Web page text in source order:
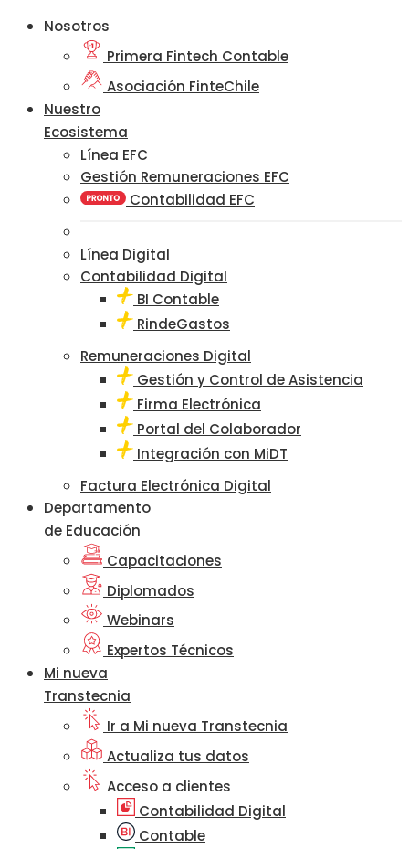
Nosotros
Primera Fintech Contable
Asociación FinteChile
Nuestro
Ecosistema
Línea EFC
Gestión Remuneraciones EFC
Contabilidad EFC
Línea Digital
Contabilidad Digital
BI Contable
RindeGastos
Remuneraciones Digital
Gestión y Control de Asistencia
Firma Electrónica
Portal del Colaborador
Integración con MiDT
Factura Electrónica Digital
Departamento
de Educación
Capacitaciones
Diplomados
Webinars
Expertos Técnicos
Mi nueva
Transtecnia
Ir a Mi nueva Transtecnia
Actualiza tus datos
Acceso a clientes
Contabilidad Digital
Contable